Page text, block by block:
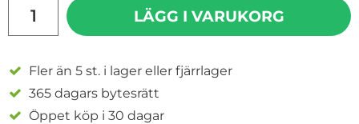
LÄGG I VARUKORG
Fler än 5 st. i lager eller fjärrlager
365 dagars bytesrätt
Öppet köp i 30 dagar